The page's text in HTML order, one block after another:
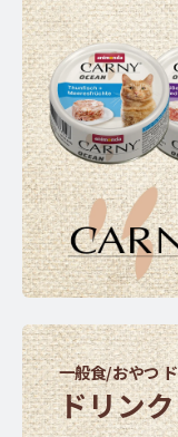
一般食/おやつ
ドリンク